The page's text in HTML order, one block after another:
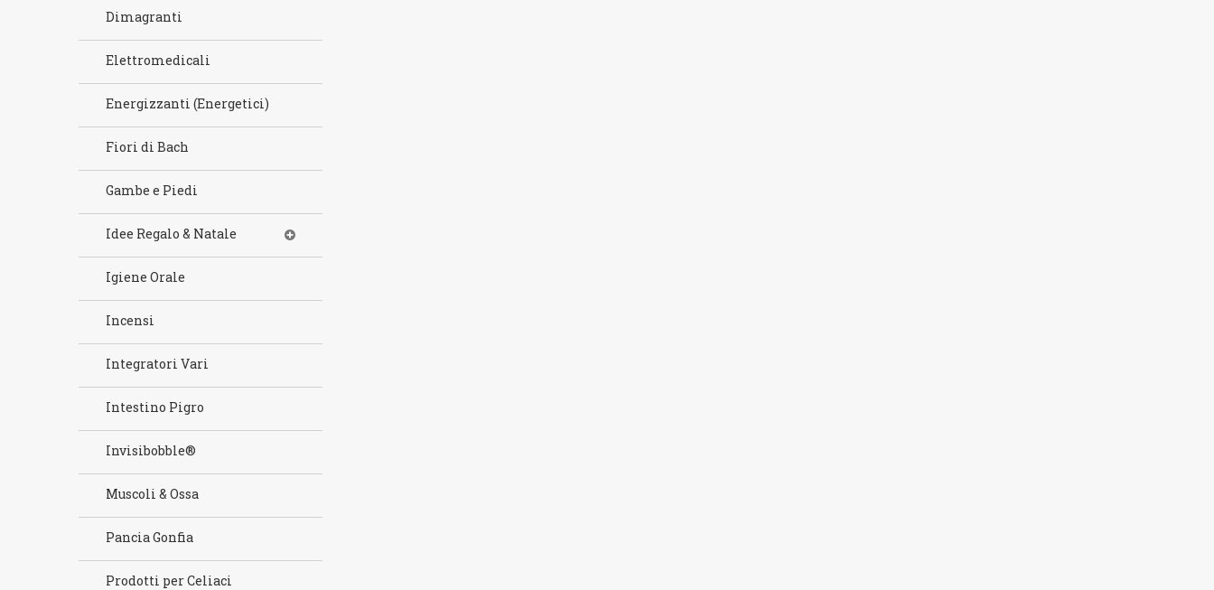
Dimagranti
Elettromedicali
Energizzanti (Energetici)
Fiori di Bach
Gambe e Piedi
Idee Regalo & Natale
Igiene Orale
Incensi
Integratori Vari
Intestino Pigro
Invisibobble®
Muscoli & Ossa
Pancia Gonfia
Prodotti per Celiaci